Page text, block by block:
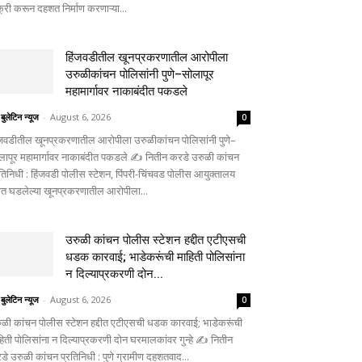
करून दहशत निर्माण करणाऱ्या...
हिंजवडीतील खूनप्रकरणातील आरोपीला
उरुळीकांचन पोलिसांनी पुणे–सोलापूर
महामार्गावर नाकाबंदीत पकडले
न्यूज - August 6, 2026 0
खूनप्रकरणातील आरोपीला उरुळीकांचन पोलिसांनी पुणे–
महामार्गावर नाकाबंदीत पकडले ✍️ नितीन करडे उरुळी कांचन
: हिंजवडी पोलीस स्टेशन, पिंपरी-चिंचवड पोलीस आयुक्तालय
घडलेल्या खूनप्रकरणातील आरोपीला...
उरुळी कांचन पोलीस स्टेशन हद्दीत एटीएसची
धडक कारवाई; भाडेकरूंची माहिती पोलिसांना
न दिल्याप्रकरणी दोन...
न्यूज - August 6, 2026 0
कांचन पोलीस स्टेशन हद्दीत एटीएसची धडक कारवाई; भाडेकरूंची
पोलिसांना न दिल्याप्रकरणी दोन घरमालकांवर गुन्हे ✍️ नितीन
उरुळी कांचन प्रतिनिधी : पुणे ग्रामीण दहशतवाद...